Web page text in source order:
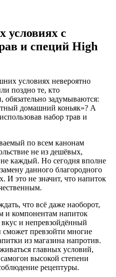
условиях с
и специй High
условиях невероятно
поздно те, кто
обязательно задумываются:
домашний коньяк»? А
набор трав и
по всем канонам
не из дешёвых,
каждый. Но сегодня вполне
данного благородного
И это не значит, что напиток
что всё даже наоборот,
и компонентам напиток
и непревзойдённый
сможет превзойти многие
из магазина напротив.
главных условий,
высокой степени
рецептуры.